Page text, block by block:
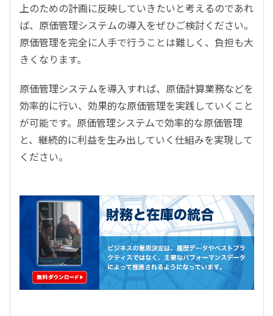
上のための計画に反映していきたいと考えるのであれ
ば、原価管理システムの導入をぜひご検討ください。
原価管理を完全に人手で行うことは難しく、負担も大
きくなります。
原価管理システムを導入すれば、原価計算業務などを
効率的に行い、効果的な原価管理を実践していくこと
が可能です。原価管理システムで効率的な原価管理
と、継続的に利益を生み出していく仕組みを実現して
ください。